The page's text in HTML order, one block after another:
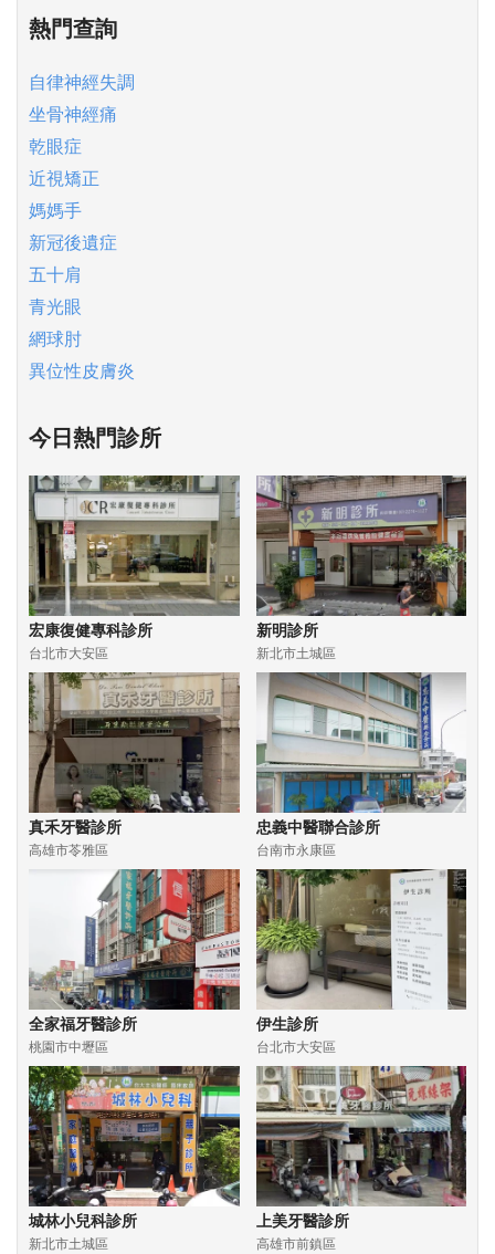
熱門查詢
自律神經失調
坐骨神經痛
乾眼症
近視矯正
媽媽手
新冠後遺症
五十肩
青光眼
網球肘
異位性皮膚炎
今日熱門診所
宏康復健專科診所
台北市大安區
新明診所
新北市土城區
真禾牙醫診所
高雄市苓雅區
忠義中醫聯合診所
台南市永康區
全家福牙醫診所
桃園市中壢區
伊生診所
台北市大安區
城林小兒科診所
新北市土城區
上美牙醫診所
高雄市前鎮區